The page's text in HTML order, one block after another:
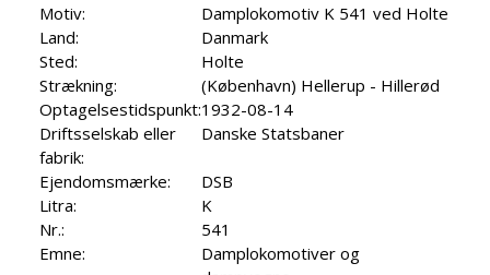
Motiv:
Damplokomotiv K 541 ved Holte
Land:
Danmark
Sted:
Holte
Strækning:
(København) Hellerup - Hillerød
Optagelsestidspunkt:1932-08-14
Driftsselskab eller
fabrik:
Danske Statsbaner
Ejendomsmærke:
DSB
Litra:
K
Nr.:
541
Emne:
Damplokomotiver og